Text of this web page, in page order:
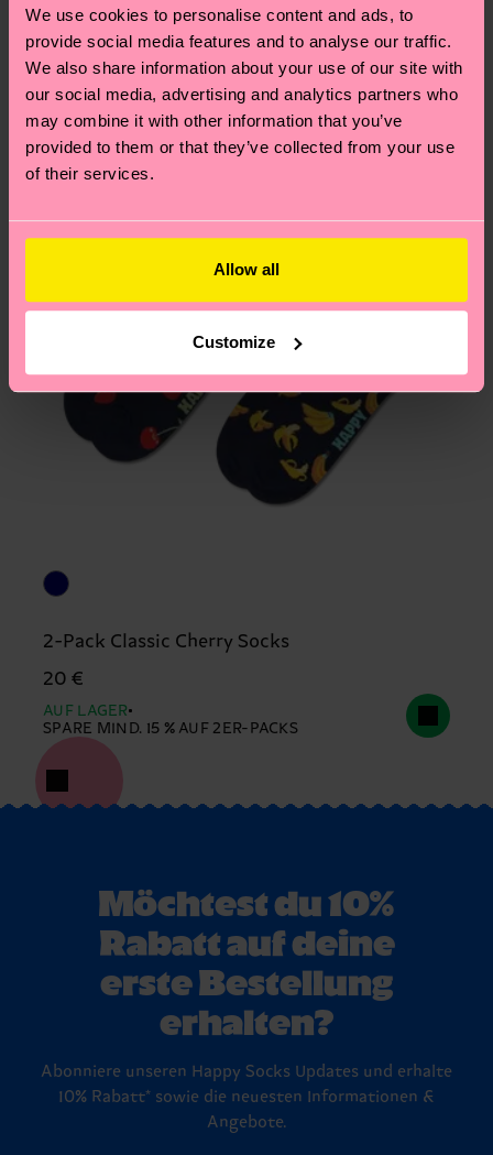
We use cookies to personalise content and ads, to
provide social media features and to analyse our traffic.
We also share information about your use of our site with
our social media, advertising and analytics partners who
may combine it with other information that you’ve
provided to them or that they’ve collected from your use
of their services.
Allow all
Customize
und die genaue Lieferzeit von der lokalen Post in
deinem Land abhängt.
Du hast Fragen zu einer Retoure? In unserem
Hilfebereich im Artikel Retouren findest du die
am häufigsten gestellten Fragen.
2-Pack Classic Cherry Socks
20 €
AUF LAGER
SPARE MIND. 15 % AUF 2ER-PACKS
Möchtest du 10%
Rabatt auf deine
erste Bestellung
erhalten?
Abonniere unseren Happy Socks Updates und erhalte
10% Rabatt* sowie die neuesten Informationen &
Angebote.